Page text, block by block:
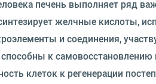
печень выполняет ряд
желчные кислоты,
и соединения,
способны к
клеток к регенерации